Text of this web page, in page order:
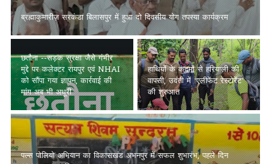
छतौना --सड़क सुरक्षा जैसे गंभीर मुद्दे पर कलेक्टर रायपुर एवं NHAI को सौंपा
गया ज्ञापन, कार्रवाई की मांग अब भी अधूरी
हाथियों के कदमों से हरियाली की
वापसी, उदंती में ‘एलीफेंट रेस्टोरेंट’
की शुरुआत
पल्स पोलियो अभियान का
विकासखंड अभनपुर में सफल
शुभारंभ, पहले दिन 91.2% लक्ष्य
हासिल